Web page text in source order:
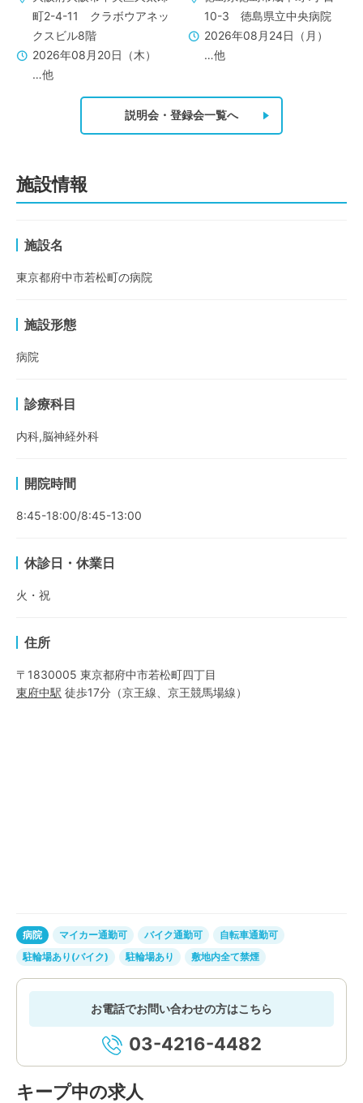
町2-4-11 クラボウアネッ
クスビル8階
2026年08月20日（木）
…他
10-3 徳島県立中央病院
2026年08月24日（月）
…他
説明会・登録会一覧へ
施設情報
施設名
東京都府中市若松町の病院
施設形態
病院
診療科目
内科,脳神経外科
開院時間
8:45-18:00/8:45-13:00
休診日・休業日
火・祝
住所
〒1830005 東京都府中市若松町四丁目
東府中駅 徒歩17分 （京王線 京王競馬場線）
病院 マイカー通勤可 バイク通勤可
自転車通勤可
駐輪場あり(バイク)
駐輪場あり 敷地内全て禁煙
お電話でお問い合わせの方はこちら
03-4216-4482
キープ中の求人